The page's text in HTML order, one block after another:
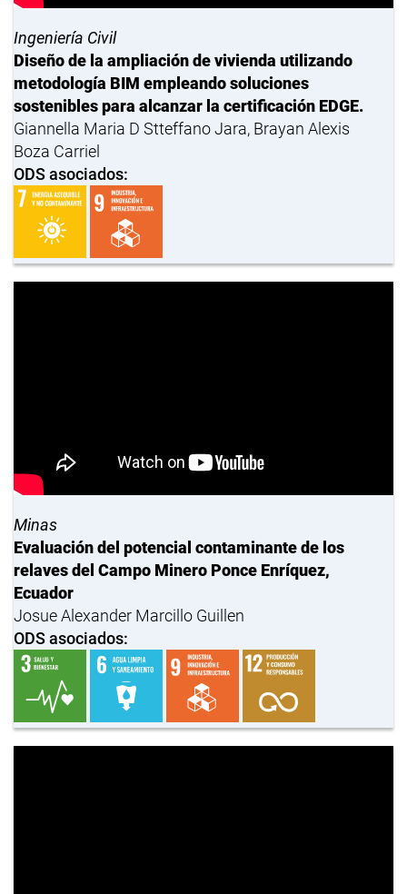
Ingeniería Civil
Diseño de la ampliación de vivienda utilizando
metodología BIM empleando soluciones
sostenibles para alcanzar la certificación EDGE.
Giannella Maria D Stteffano Jara, Brayan Alexis
Boza Carriel
ODS asociados:
Minas
Evaluación del potencial contaminante de los
relaves del Campo Minero Ponce Enríquez,
Ecuador
Josue Alexander Marcillo Guillen
ODS asociados: